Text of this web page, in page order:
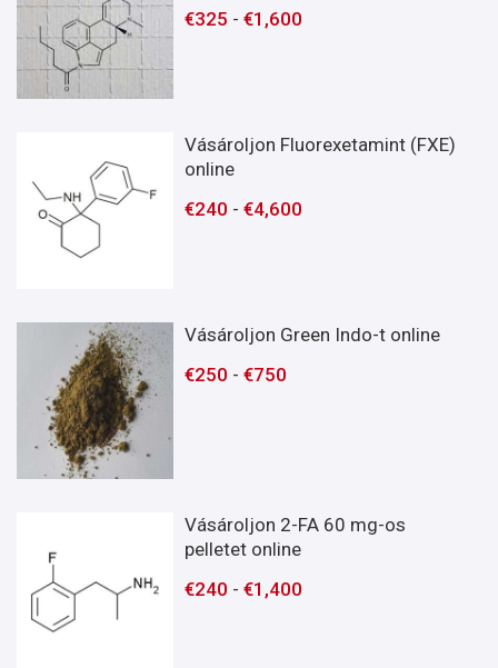
€325 -€1,600
Vásároljon Fluorexetamint (FXE)
online
€240 -€4,600
Vásároljon Green Indo-t online
€250 -€750
Vásároljon 2-FA 60 mg-os
pelletet online
€240 -€1,400